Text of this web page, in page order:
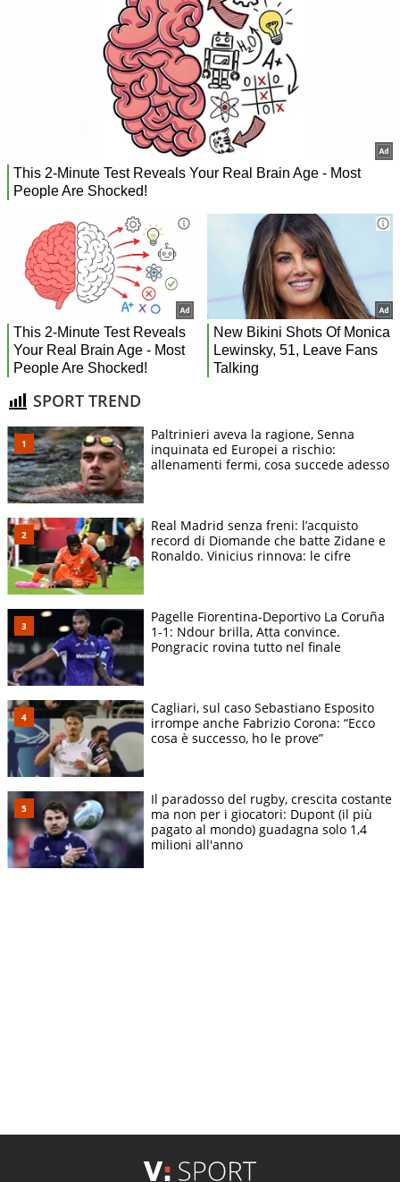
SPORT TREND
Paltrinieri aveva la ragione, Senna
inquinata ed Europei a rischio:
allenamenti fermi, cosa succede adesso
Real Madrid senza freni: l’acquisto
record di Diomande che batte Zidane e
Ronaldo. Vinicius rinnova: le cifre
Pagelle Fiorentina-Deportivo La Coruña
1-1: Ndour brilla, Atta convince.
Pongracic rovina tutto nel finale
Cagliari, sul caso Sebastiano Esposito
irrompe anche Fabrizio Corona: “Ecco
cosa è successo, ho le prove”
Il paradosso del rugby, crescita costante
ma non per i giocatori: Dupont (il più
pagato al mondo) guadagna solo 1,4
milioni all'anno